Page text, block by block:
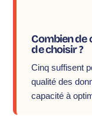
Combien de
de choisir ?
Cinq suffisent
qualité des
capacité à